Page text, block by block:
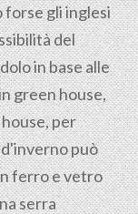
forse gli inglesi
del
in base alle
green house,
per
può
ferro e vetro
serra